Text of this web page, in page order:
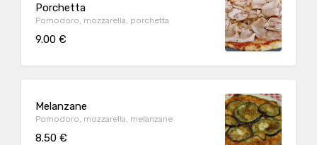
Porchetta
Pomodoro, mozzarella, porchetta
9.00 €
Melanzane
Pomodoro, mozzarella, melanzane
8.50 €